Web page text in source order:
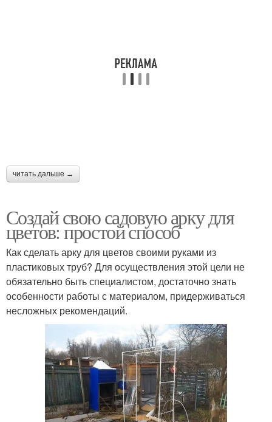
читать дальше →
Создай свою садовую арку для
цветов: простой способ
Как сделать арку для цветов своими руками из
пластиковых труб? Для осуществления этой цели не
обязательно быть специалистом, достаточно знать
особенности работы с материалом, придерживаться
несложных рекомендаций.